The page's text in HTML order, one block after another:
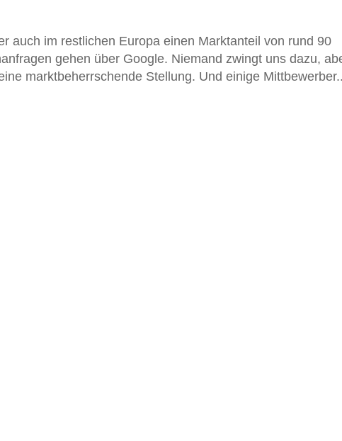
auch im restlichen Europa einen Marktanteil von rund 90
gehen über Google. Niemand zwingt uns dazu,
marktbeherrschende Stellung. Und einige